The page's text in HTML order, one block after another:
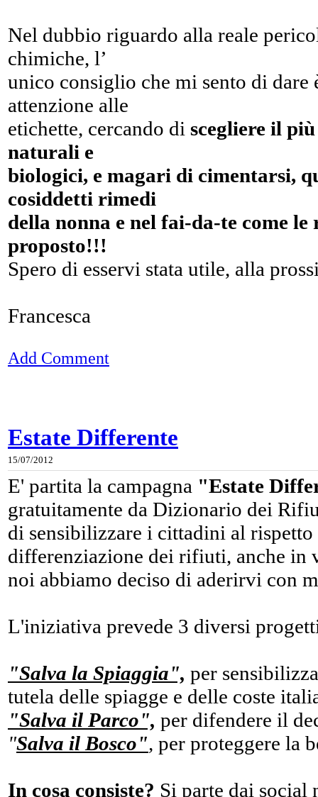
Nel dubbio riguardo alla reale
chimiche, l’
unico consiglio che mi sento di dare
attenzione alle
etichette, cercando di scegliere il
naturali e
biologici, e magari di cimentarsi,
cosiddetti rimedi
della nonna e nel fai-da-te come
proposto!!!
Spero di esservi stata utile, alla
Francesca
Add Comment
Estate Differente
15/07/2012
E' partita la campagna "Estate
gratuitamente da Dizionario dei
di sensibilizzare i cittadini al rispetto
differenziazione dei rifiuti, anche in
noi abbiamo deciso di aderirvi con
L'iniziativa prevede 3 diversi
"Salva la Spiaggia", per
tutela delle spiagge e delle coste
"Salva il Parco", per difendere il
"Salva il Bosco", per proteggere la
In cosa consiste? Si parte dai